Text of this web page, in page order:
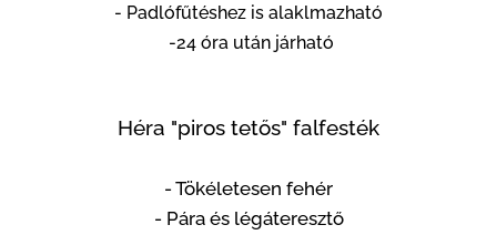
- Padlófűtéshez is alaklmazható
-24 óra után járható
Héra "piros tetős" falfesték
- Tökéletesen fehér
- Pára és légáteresztő